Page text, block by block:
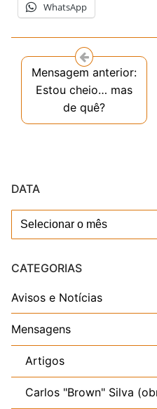
WhatsApp
Mensagem anterior:
Estou cheio… mas
de quê?
DATA
Data
CATEGORIAS
Avisos e Notícias
Mensagens
Artigos
Carlos "Brown" Silva